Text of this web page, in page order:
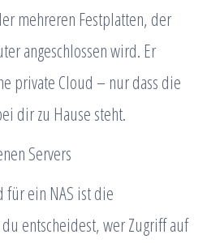
mehreren Festplatten, der
angeschlossen wird. Er
private Cloud – nur dass die
dir zu Hause steht.
Servers
für ein NAS ist die
entscheidest, wer Zugriff auf